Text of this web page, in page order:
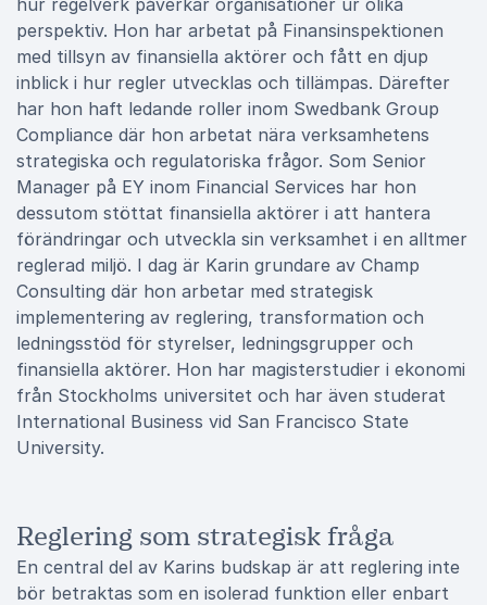
hur regelverk påverkar organisationer ur olika
perspektiv. Hon har arbetat på Finansinspektionen
med tillsyn av finansiella aktörer och fått en djup
inblick i hur regler utvecklas och tillämpas. Därefter
har hon haft ledande roller inom Swedbank Group
Compliance där hon arbetat nära verksamhetens
strategiska och regulatoriska frågor. Som Senior
Manager på EY inom Financial Services har hon
dessutom stöttat finansiella aktörer i att hantera
förändringar och utveckla sin verksamhet i en alltmer
reglerad miljö. I dag är Karin grundare av Champ
Consulting där hon arbetar med strategisk
implementering av reglering, transformation och
ledningsstöd för styrelser, ledningsgrupper och
finansiella aktörer. Hon har magisterstudier i ekonomi
från Stockholms universitet och har även studerat
International Business vid San Francisco State
University.
Reglering som strategisk fråga
En central del av Karins budskap är att reglering inte
bör betraktas som en isolerad funktion eller enbart